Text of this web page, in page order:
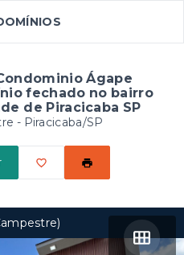
Ágape
fechado no bairro
de Piracicaba SP
- Piracicaba/SP